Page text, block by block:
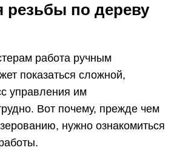
резьбы по дереву
работа ручным
показаться сложной,
управления им
Вот почему, прежде чем
нужно ознакомиться